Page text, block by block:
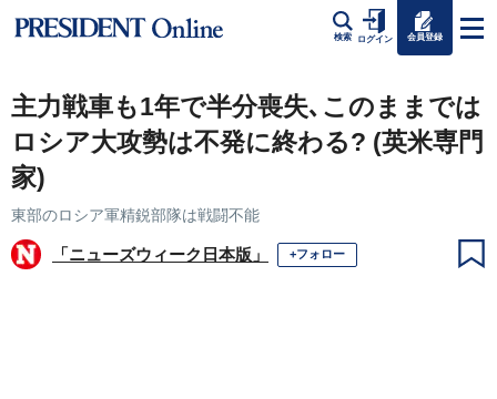
検索 ログイン 会員登録
主力戦車も1年で半分喪失､このままでは
ロシア大攻勢は不発に終わる? (英米専門
家)
東部のロシア軍精鋭部隊は戦闘不能
「ニューズウィーク日本版」 +フォロー